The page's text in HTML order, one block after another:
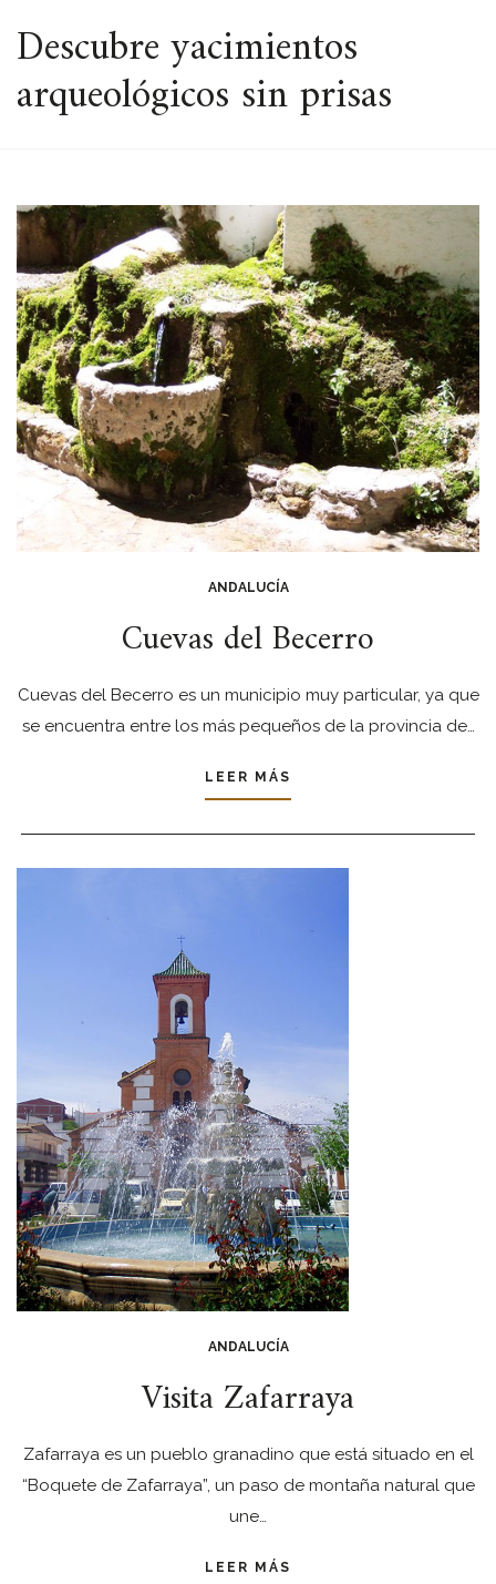
ESPACIO
Descubre yacimientos
arqueológicos sin prisas
ANDALUCÍA
Cuevas del Becerro
Cuevas del Becerro es un municipio muy particular, ya que
se encuentra entre los más pequeños de la provincia de…
LEER MÁS
ANDALUCÍA
Visita Zafarraya
Zafarraya es un pueblo granadino que está situado en el
“Boquete de Zafarraya”, un paso de montaña natural que
une…
LEER MÁS